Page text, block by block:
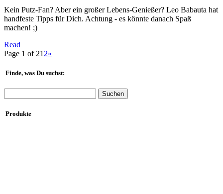
Kein Putz-Fan? Aber ein großer Lebens-Genießer? Leo Babauta hat
handfeste Tipps für Dich. Achtung - es könnte danach Spaß
machen! ;)
Read
Page 1 of 21 2»
Finde, was Du suchst:
nach:
Produkte